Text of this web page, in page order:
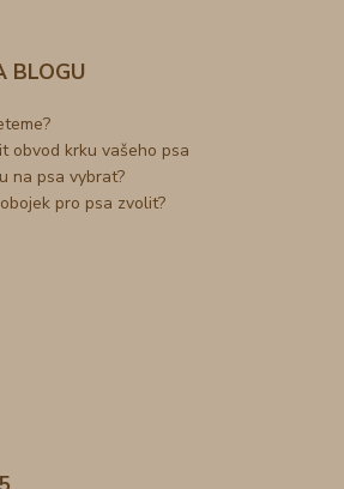
BLOGU
obvod krku vašeho psa
na psa vybrat?
pro psa zvolit?